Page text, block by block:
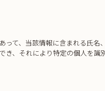
って、当該情報に含まれる氏
、それにより特定の個人を識